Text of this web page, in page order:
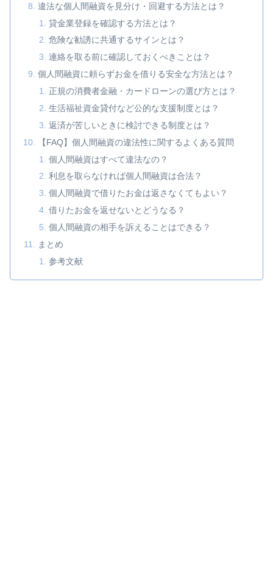
違法な個人間融資を見分け・回避する方法とは？
貸金業登録を確認する方法とは？
危険な勧誘に共通するサインとは？
連絡を取る前に確認しておくべきことは？
個人間融資に頼らずお金を借りる安全な方法とは？
正規の消費者金融・カードローンの選び方とは？
生活福祉資金貸付など公的な支援制度とは？
返済が苦しいときに検討できる制度とは？
【FAQ】個人間融資の違法性に関するよくある質問
個人間融資はすべて違法なの？
利息を取らなければ個人間融資は合法？
個人間融資で借りたお金は返さなくてもよい？
借りたお金を返せないとどうなる？
個人間融資の相手を訴えることはできる？
まとめ
参考文献